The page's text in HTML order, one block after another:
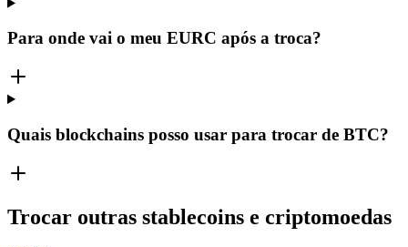
Para onde vai o meu EURC após a troca?
Quais blockchains posso usar para trocar de BTC?
Trocar outras stablecoins e criptomoedas